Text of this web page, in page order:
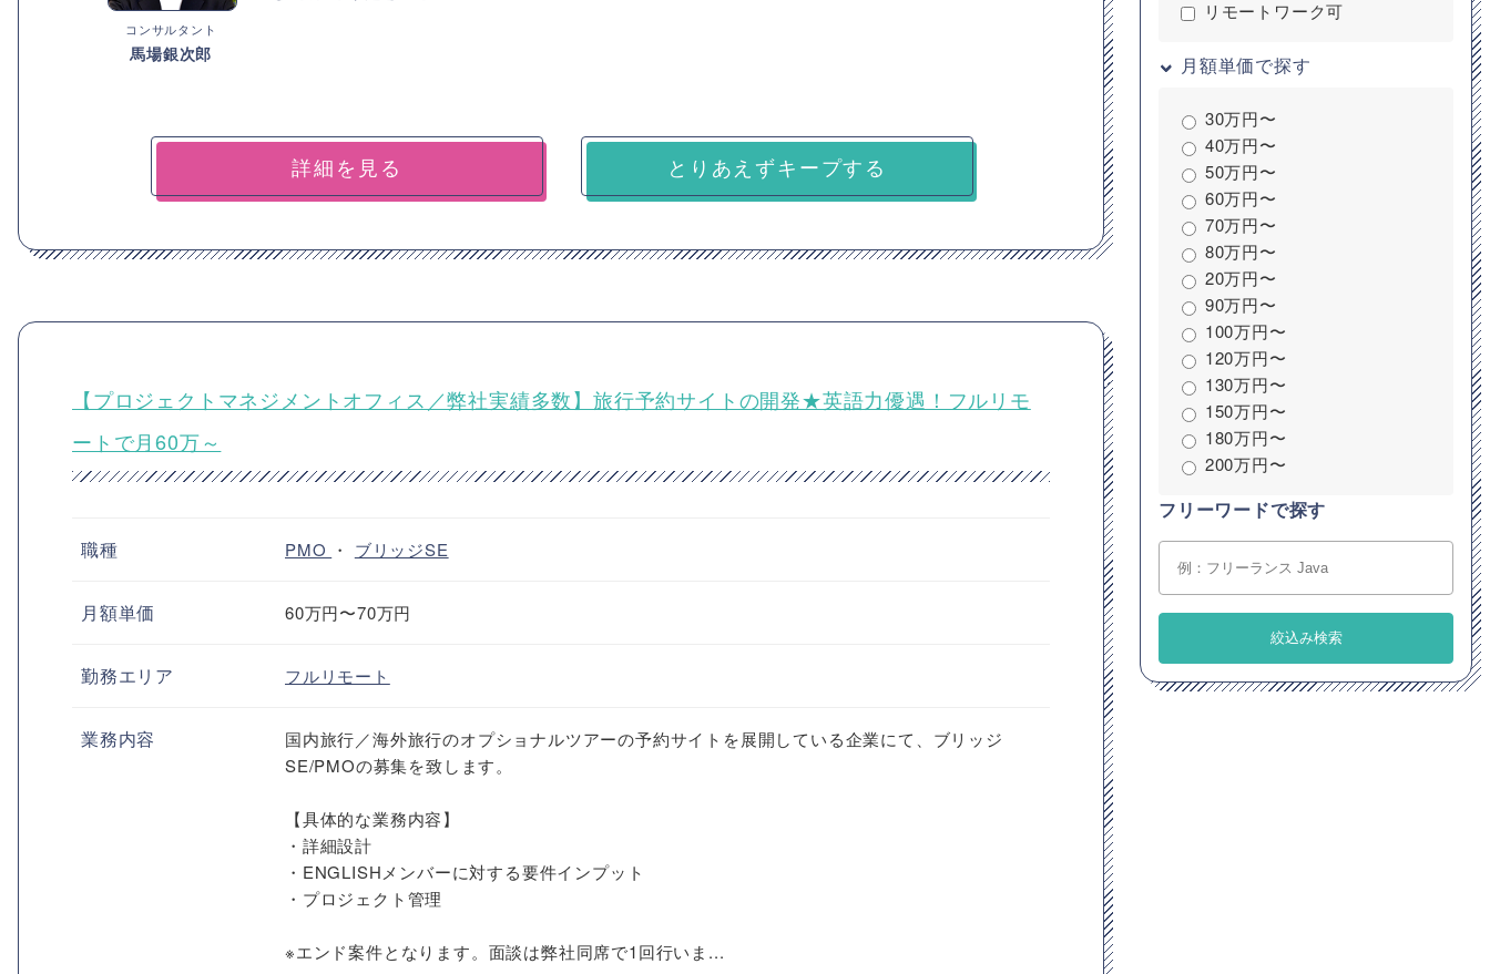
コンサルタント
馬場銀次郎
詳細を見る とりあえずキープする
【プロジェクトマネジメントオフィス／弊社実績多数】旅行予約サイトの開発★英語力優遇！フルリモ
ートで月60万～
職種 PMO ・ ブリッジSE
月額単価 60万円〜70万円
勤務エリア フルリモート
業務内容
国内旅行／海外旅行のオプショナルツアーの予約サイトを展開している企業にて、ブリッジ
SE/PMOの募集を致します。
【具体的な業務内容】
・詳細設計
・ENGLISHメンバーに対する要件インプット
・プロジェクト管理
※エンド案件となります。面談は弊社同席で1回行いま...
リモートワーク可
月額単価で探す
30万円〜
40万円〜
50万円〜
60万円〜
70万円〜
80万円〜
20万円〜
90万円〜
100万円〜
120万円〜
130万円〜
150万円〜
180万円〜
200万円〜
フリーワードで探す